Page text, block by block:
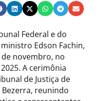
Federal e do
Edson Fachin,
novembro, no
A cerimônia
de Justiça de
reunindo